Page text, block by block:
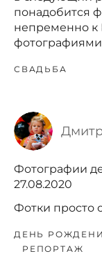
понадобится
непременно к
фотографиями
СВАДЬБА
Фотографии
27.08.2020
Фотки просто
ДЕНЬ
РЕПОРТАЖ